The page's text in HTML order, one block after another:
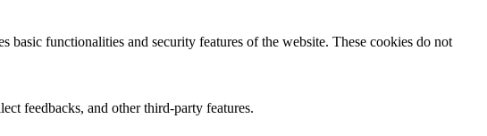
basic functionalities and security features of the website. These cookies do not
feedbacks, and other third-party features.